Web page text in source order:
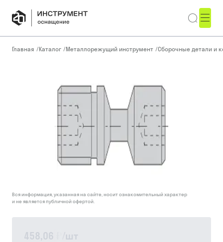
Главная /Каталог /Металлорежущий инструмент /Сборочные детали и
458,06 ₽ шт
Вся информация, указанная на сайте, носит ознакомительный характер
и не является публичной офертой.